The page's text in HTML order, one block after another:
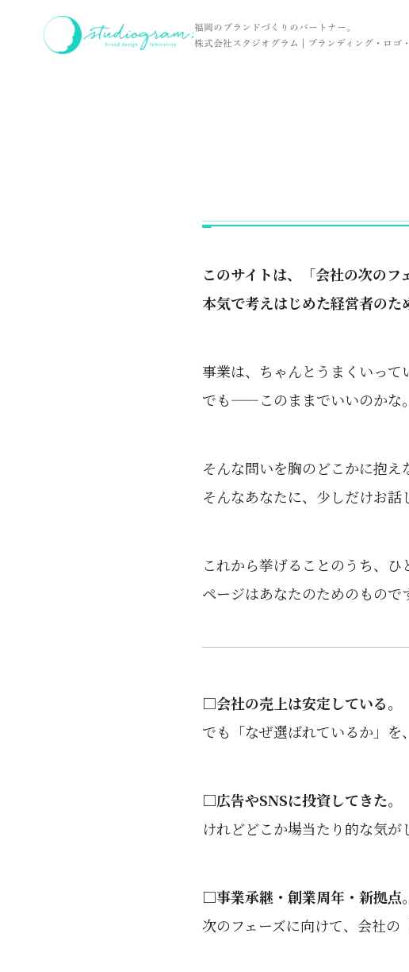
福岡のブランドづくりのパートナー。
株式会社スタジオグラム | ブランディング・ロゴ
ホーム
このサイトは、「会社の次のフ
本気で考えはじめた経営者のた
事業は、ちゃんとうまくいって
でも——このままでいいのかな。
そんな問いを胸のどこかに抱え
そんなあなたに、少しだけお話
これから挙げることのうち、
ページはあなたのためのもので
□会社の売上は安定している。
でも「なぜ選ばれているか」を
□広告やSNSに投資してきた。
けれどどこか場当たり的な気が
□事業承継・創業周年・新拠点。
次のフェーズに向けて、会社の